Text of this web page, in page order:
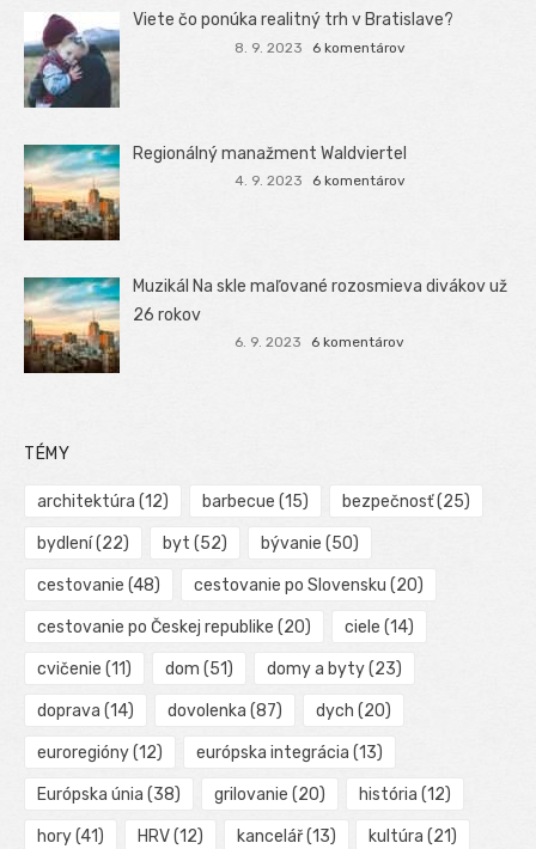
Viete čo ponúka realitný trh v Bratislave?
8. 9. 2023 6 komentárov
Regionálný manažment Waldviertel
4. 9. 2023 6 komentárov
Muzikál Na skle maľované rozosmieva divákov už
26 rokov
6. 9. 2023 6 komentárov
TÉMY
architektúra (12) barbecue (15) bezpečnosť(25)
bydlení(22) byt (52) bývanie (50)
cestovanie (48) cestovanie po Slovensku (20)
cestovanie po Českej republike (20) ciele (14)
cvičenie (11) dom (51) domy a byty(23)
doprava (14) dovolenka (87) dych (20)
euroregióny(12) európska integrácia (13)
Európska únia (38) grilovanie (20) história (12)
hory(41) HRV(12) kancelář(13) kultúra (21)